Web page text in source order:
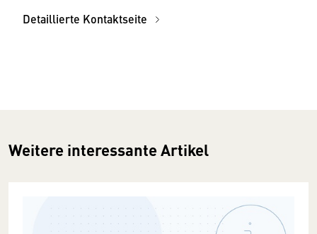
Detaillierte Kontaktseite
Weitere interessante Artikel